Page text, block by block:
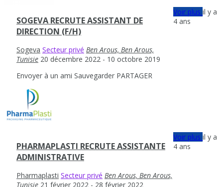
SOGEVA RECRUTE ASSISTANT DE
DIRECTION (F/H)
Sogeva Secteur privé Ben Arous, Ben Arous,
Tunisie 20 décembre 2022 - 10 octobre 2019
Envoyer à un ami Sauvegarder PARTAGER
Voir plusil y a
4 ans
PHARMAPLASTI RECRUTE ASSISTANTE
ADMINISTRATIVE
Pharmaplasti Secteur privé Ben Arous, Ben Arous,
Tunisie 21 février 2022 - 28 février 2022
Voir plusil y a
4 ans